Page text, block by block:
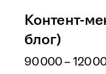
Контент-
блог)
90 000–120